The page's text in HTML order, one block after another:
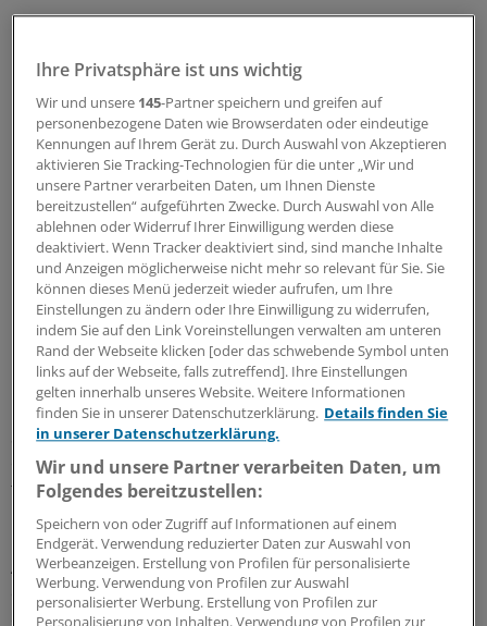
"Ein Drittel unserer Hausärzte ist älter als 60 Jahre,
Nachwuchs ist derzeit nicht in Sicht", so Feldmann.
Grund sei die geringere Honorierung der Mediziner im
Osten. Die jüngste Vergütungsreform habe zwar einen
Schritt in die richtige Richtung getan, es bleibe jedoch
ein deutlicher Abstand zum Westen. Die KV-Chefin
fordert daher einen "Zuschlag Ost" auf das Honorar in
Höhe von zehn Prozent.
Auch in Sachsen-Anhalt ist die Lage nach den Worten
des dortigen KV-Chefs Dr. Burkhard John vor allem in
den ländlichen Regionen bereits kritisch. Falle dort von
Ihre Privatsphäre ist uns wichtig
Wir und unsere 145-Partner speichern und greifen auf
personenbezogene Daten wie Browserdaten oder eindeutige
Kennungen auf Ihrem Gerät zu. Durch Auswahl von Akzeptieren
aktivieren Sie Tracking-Technologien für die unter „Wir und
unsere Partner verarbeiten Daten, um Ihnen Dienste
bereitzustellen“ aufgeführten Zwecke. Durch Auswahl von Alle
ablehnen oder Widerruf Ihrer Einwilligung werden diese
deaktiviert. Wenn Tracker deaktiviert sind, sind manche Inhalte
und Anzeigen möglicherweise nicht mehr so relevant für Sie. Sie
können dieses Menü jederzeit wieder aufrufen, um Ihre
Einstellungen zu ändern oder Ihre Einwilligung zu widerrufen,
indem Sie auf den Link Voreinstellungen verwalten am unteren
Rand der Webseite klicken [oder das schwebende Symbol unten
links auf der Webseite, falls zutreffend]. Ihre Einstellungen
gelten innerhalb unseres Website. Weitere Informationen
finden Sie in unserer Datenschutzerklärung. Details finden Sie
in unserer Datenschutzerklärung.
Wir und unsere Partner verarbeiten Daten, um
Folgendes bereitzustellen:
Speichern von oder Zugriff auf Informationen auf einem
Endgerät. Verwendung reduzierter Daten zur Auswahl von
Werbeanzeigen. Erstellung von Profilen für personalisierte
Werbung. Verwendung von Profilen zur Auswahl
personalisierter Werbung. Erstellung von Profilen zur
Personalisierung von Inhalten. Verwendung von Profilen zur